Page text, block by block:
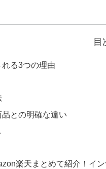
目
る3つの理由
との明確な違い
楽天まとめて紹介！イ